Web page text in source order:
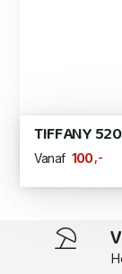
TIFFANY
Vanaf 100 ,-